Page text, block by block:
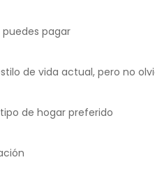
puedes pagar
de vida actual, pero no
tipo de hogar preferido